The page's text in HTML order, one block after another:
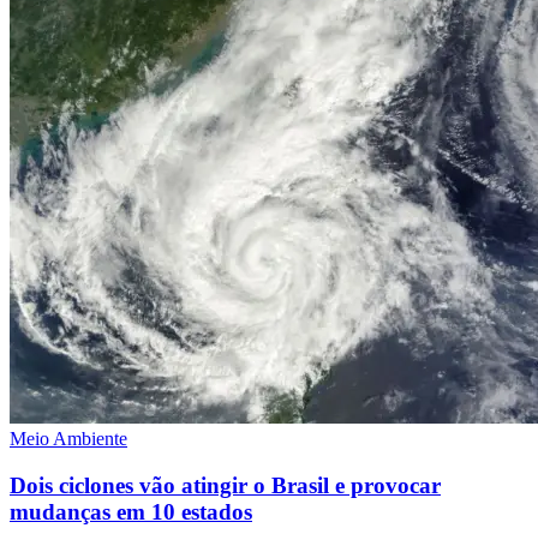
Meio Ambiente
Dois ciclones vão atingir o Brasil e provocar
mudanças em 10 estados